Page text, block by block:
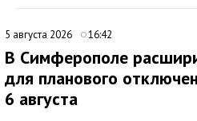
5 августа 2026 16:42
В Симферополе
для планового
6 августа